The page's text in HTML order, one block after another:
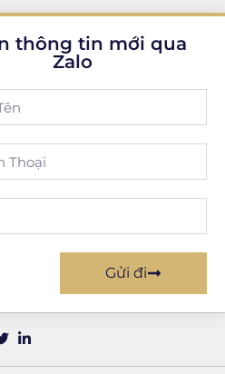
thông tin mới qua
Zalo
Gửi đi